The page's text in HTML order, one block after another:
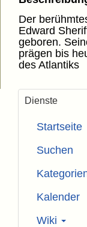
Der
Edward
geboren.
prägen bis
des Atlantiks
Dienste
Startseite
Suchen
Kalender
Wiki